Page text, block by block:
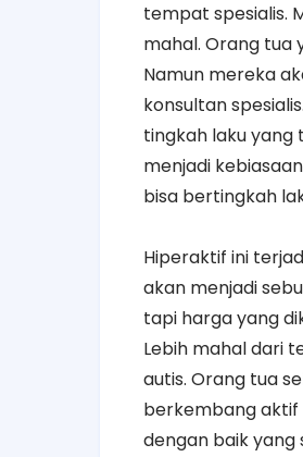
tempat spesialis.
mahal. Orang tua
Namun mereka
konsultan
tingkah laku yang
menjadi
bisa bertingkah
Hiperaktif ini
akan menjadi
tapi harga yang
Lebih mahal dari
autis. Orang tua
berkembang aktif
dengan baik yang